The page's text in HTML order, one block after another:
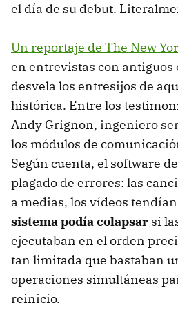
el día de su debut.
Un reportaje de The New
en entrevistas con antiguos
desvela los entresijos de
histórica. Entre los
Andy Grignon, ingeniero
los módulos de
Según cuenta, el software
plagado de errores: las
a medias, los vídeos
sistema podía colapsar si
ejecutaban en el orden
tan limitada que bastaban
operaciones simultáneas
reinicio.